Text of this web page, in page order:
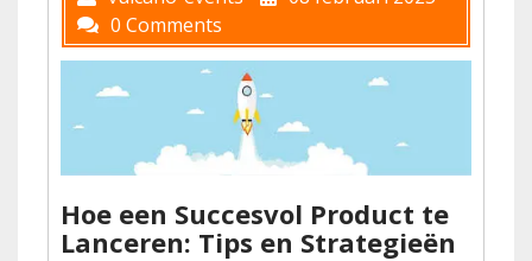
0 Comments
Hoe een Succesvol Product te
Lanceren: Tips en Strategieën